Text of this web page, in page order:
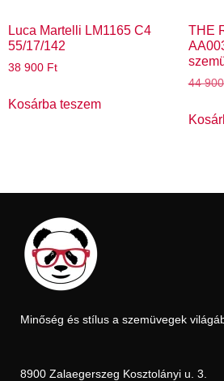
Luca Martelli LM1165 C4
55/17/142
38 900 Ft
Kosárba teszem
THE
44
Minőség és stílus a szemüvegek
8900 Zalaegerszeg Kosztolányi u. 3.